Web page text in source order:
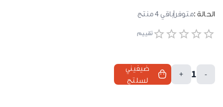
الحالة :متوفرباقي4منتج
تقييم
-
1
+
ضيفيني
لسلتج